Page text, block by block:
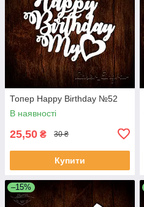
Топер Happy Birthday №52
В наявності
25,50 ₴ 30 ₴
Купити
–15%